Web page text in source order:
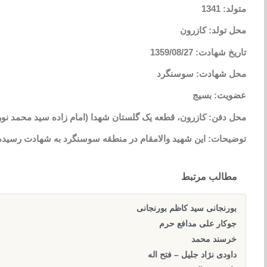
متولد: 1341
محل تولد: کازرون
تاریخ شهادت: 1359/08/27
محل شهادت: سوسنگرد
عضویت: بسیج
محل دفن: کازرون، قطعه یک گلستان شهدا (امام زاده سید محمد
توضیحات: این شهید والامقام در منطقه سوسنگرد به شهادت
مطالب مرتبط
بورنجانی سید کاظم بورنجانی
جوکار علی مدافع حرم
خرسند محمد
داودی نژاد جلیل – فتح اله